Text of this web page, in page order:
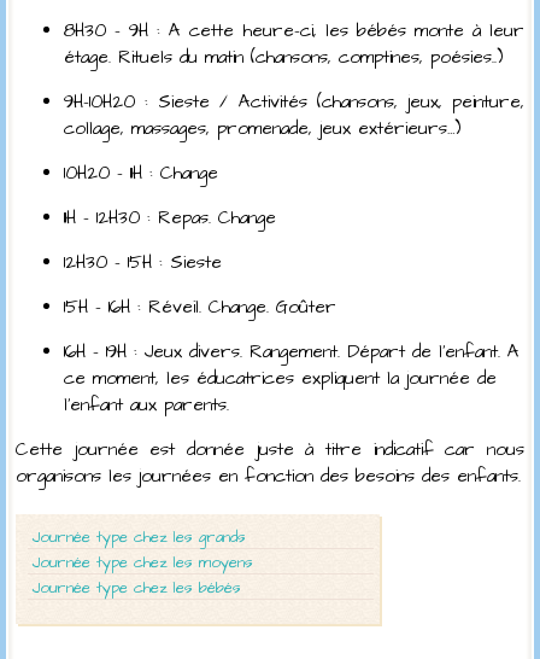
8H30 – 9H : A cette heure-ci, les bébés monte à leur
étage. Rituels du matin (chansons, comptines, poésies..)
9H-10H20 : Sieste / Activités (chansons, jeux, peinture,
collage, massages, promenade, jeux extérieurs…)
10H20 – 11H : Change
11H – 12H30 : Repas. Change
12H30 – 15H : Sieste
15H – 16H : Réveil. Change. Goûter
16H – 19H : Jeux divers. Rangement. Départ de l’enfant. A
ce moment, les éducatrices expliquent la journée de
l’enfant aux parents.
Cette journée est donnée juste à titre indicatif car nous
organisons les journées en fonction des besoins des enfants.
Journée type chez les grands
Journée type chez les moyens
Journée type chez les bébés